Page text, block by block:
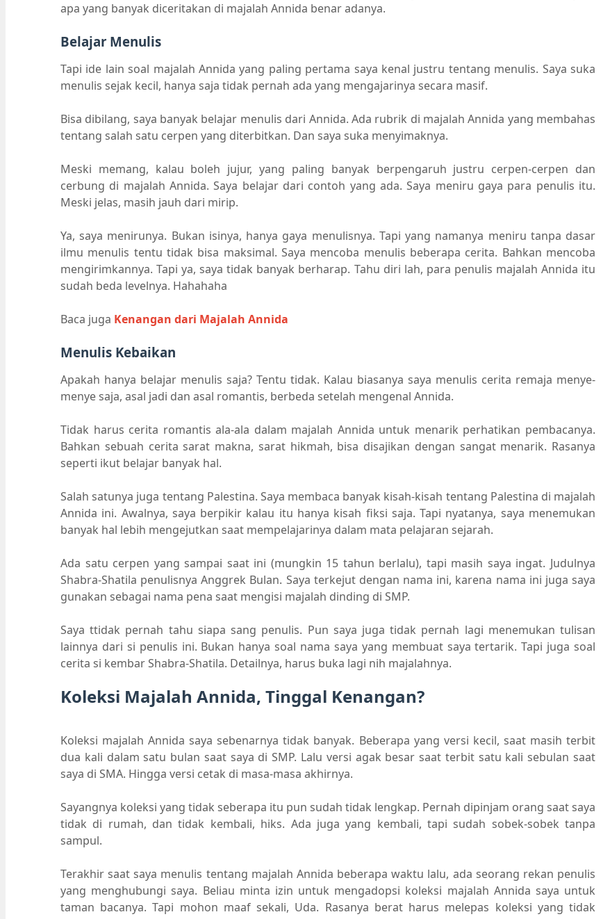
apa yang banyak diceritakan di majalah Annida benar adanya.
Belajar Menulis
Tapi ide lain soal majalah Annida yang paling pertama saya kenal justru tentang menulis. Saya suka
menulis sejak kecil, hanya saja tidak pernah ada yang mengajarinya secara masif.
Bisa dibilang, saya banyak belajar menulis dari Annida. Ada rubrik di majalah Annida yang membahas
tentang salah satu cerpen yang diterbitkan. Dan saya suka menyimaknya.
Meski memang, kalau boleh jujur, yang paling banyak berpengaruh justru cerpen-cerpen dan
cerbung di majalah Annida. Saya belajar dari contoh yang ada. Saya meniru gaya para penulis itu.
Meski jelas, masih jauh dari mirip.
Ya, saya menirunya. Bukan isinya, hanya gaya menulisnya. Tapi yang namanya meniru tanpa dasar
ilmu menulis tentu tidak bisa maksimal. Saya mencoba menulis beberapa cerita. Bahkan mencoba
mengirimkannya. Tapi ya, saya tidak banyak berharap. Tahu diri lah, para penulis majalah Annida itu
sudah beda levelnya. Hahahaha
Baca juga Kenangan dari Majalah Annida
Menulis Kebaikan
Apakah hanya belajar menulis saja? Tentu tidak. Kalau biasanya saya menulis cerita remaja menye-
menye saja, asal jadi dan asal romantis, berbeda setelah mengenal Annida.
Tidak harus cerita romantis ala-ala dalam majalah Annida untuk menarik perhatikan pembacanya.
Bahkan sebuah cerita sarat makna, sarat hikmah, bisa disajikan dengan sangat menarik. Rasanya
seperti ikut belajar banyak hal.
Salah satunya juga tentang Palestina. Saya membaca banyak kisah-kisah tentang Palestina di majalah
Annida ini. Awalnya, saya berpikir kalau itu hanya kisah fiksi saja. Tapi nyatanya, saya menemukan
banyak hal lebih mengejutkan saat mempelajarinya dalam mata pelajaran sejarah.
Ada satu cerpen yang sampai saat ini (mungkin 15 tahun berlalu), tapi masih saya ingat. Judulnya
Shabra-Shatila penulisnya Anggrek Bulan. Saya terkejut dengan nama ini, karena nama ini juga saya
gunakan sebagai nama pena saat mengisi majalah dinding di SMP.
Saya ttidak pernah tahu siapa sang penulis. Pun saya juga tidak pernah lagi menemukan tulisan
lainnya dari si penulis ini. Bukan hanya soal nama saya yang membuat saya tertarik. Tapi juga soal
cerita si kembar Shabra-Shatila. Detailnya, harus buka lagi nih majalahnya.
Koleksi Majalah Annida, Tinggal Kenangan?
Koleksi majalah Annida saya sebenarnya tidak banyak. Beberapa yang versi kecil, saat masih terbit
dua kali dalam satu bulan saat saya di SMP. Lalu versi agak besar saat terbit satu kali sebulan saat
saya di SMA. Hingga versi cetak di masa-masa akhirnya.
Sayangnya koleksi yang tidak seberapa itu pun sudah tidak lengkap. Pernah dipinjam orang saat saya
tidak di rumah, dan tidak kembali, hiks. Ada juga yang kembali, tapi sudah sobek-sobek tanpa
sampul.
Terakhir saat saya menulis tentang majalah Annida beberapa waktu lalu, ada seorang rekan penulis
yang menghubungi saya. Beliau minta izin untuk mengadopsi koleksi majalah Annida saya untuk
taman bacanya. Tapi mohon maaf sekali, Uda. Rasanya berat harus melepas koleksi yang tidak